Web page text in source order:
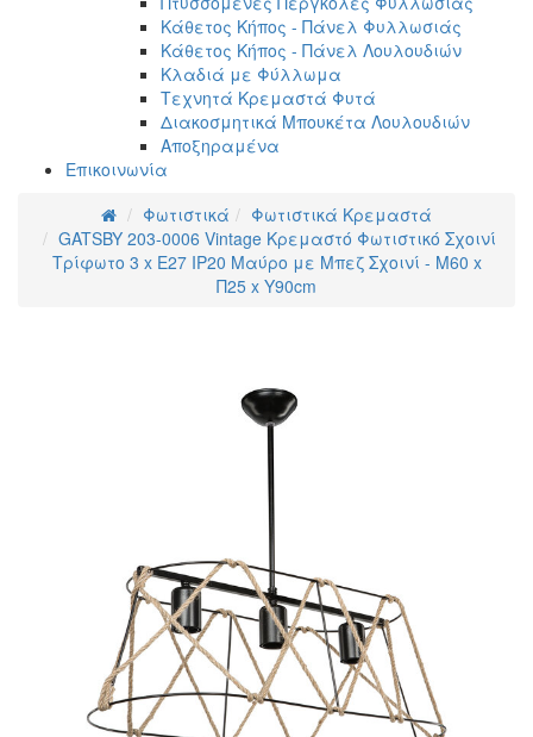
Κάθετος Κήπος - Πάνελ Φυλλωσιάς
Κάθετος Κήπος - Πάνελ Λουλουδιών
Κλαδιά με Φύλλωμα
Τεχνητά Κρεμαστά Φυτά
Διακοσμητικά Μπουκέτα Λουλουδιών
Αποξηραμένα
Επικοινωνία
Φωτιστικά
Φωτιστικά Κρεμαστά
GATSBY 203-0006 Vintage Κρεμαστό Φωτιστικό Σχοινί
Τρίφωτο 3 x E27 IP20 Μαύρο με Μπεζ Σχοινί - Μ60 x
Π25 x Υ90cm